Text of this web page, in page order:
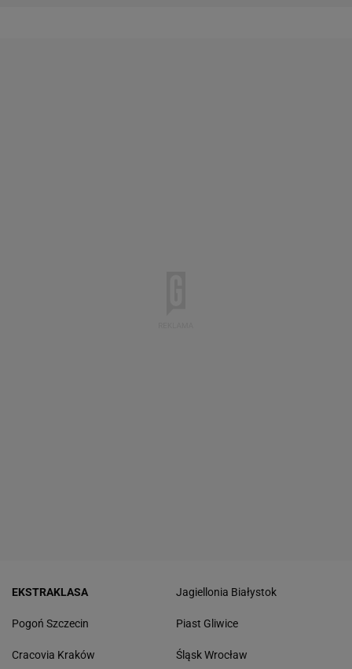
EKSTRAKLASA
Pogoń Szczecin
Cracovia Kraków
Jagiellonia Białystok
Piast Gliwice
Śląsk Wrocław